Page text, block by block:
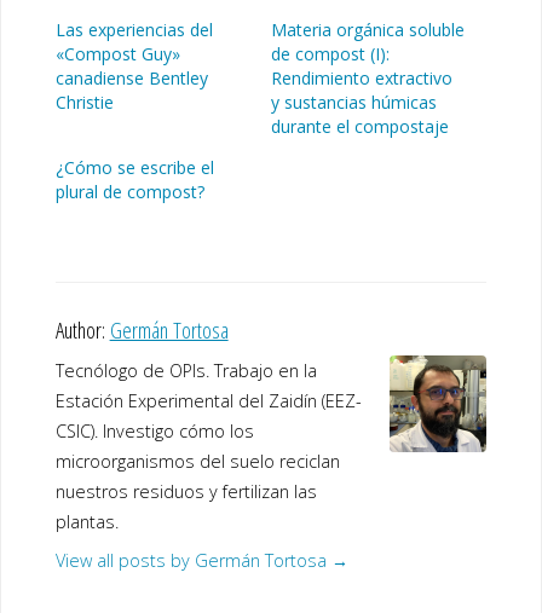
Las experiencias del
«Compost Guy»
canadiense Bentley
Christie
Materia orgánica soluble
de compost (I):
Rendimiento extractivo
y sustancias húmicas
durante el compostaje
¿Cómo se escribe el
plural de compost?
Author: Germán Tortosa
Tecnólogo de OPIs. Trabajo en la
Estación Experimental del Zaidín (EEZ-
CSIC). Investigo cómo los
microorganismos del suelo reciclan
nuestros residuos y fertilizan las
plantas.
View all posts by Germán Tortosa →